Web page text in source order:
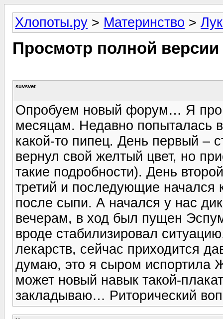
Хлопоты.ру > Материнство >
Просмотр полной
suvsvet
Опробуем новый форум… Я про
месяцам. Недавно попыталась
какой-то пипец. День первый –
вернул свой желтый цвет, но
такие подробности). День
третий и последующие начался
после сыпи. А начался у нас
вечерам, в ход был пущен
вроде стабилизировал
лекарств, сейчас приходится
думаю, это я сыром испортила
может новый навык такой-
закладываю… Риторический